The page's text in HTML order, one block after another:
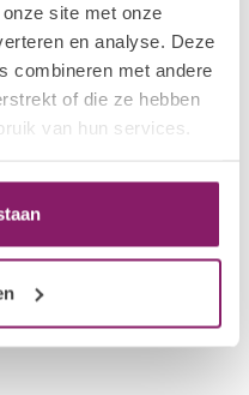
site met onze
en analyse. Deze
combineren met andere
of die ze hebben
van hun services.